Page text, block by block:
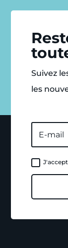
Suivez
les